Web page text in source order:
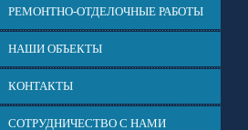
РЕМОНТНО-ОТДЕЛОЧНЫЕ РАБОТЫ
НАШИ ОБЪЕКТЫ
КОНТАКТЫ
СОТРУДНИЧЕСТВО С НАМИ